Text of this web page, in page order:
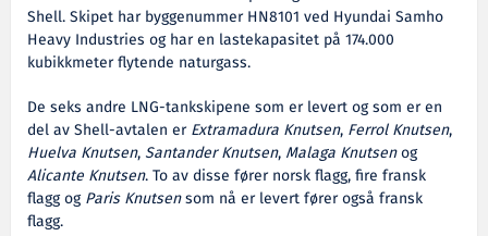
Shell. Skipet har byggenummer HN8101 ved Hyundai Samho
Heavy Industries og har en lastekapasitet på 174.000
kubikkmeter flytende naturgass.
De seks andre LNG-tankskipene som er levert og som er en
del av Shell-avtalen erExtramadura Knutsen, Ferrol Knutsen,
Huelva Knutsen, Santander Knutsen, Malaga Knutsenog
Alicante Knutsen. To av disse fører norsk flagg, fire fransk
flagg ogParis Knutsensom nå er levert fører også fransk
flagg.